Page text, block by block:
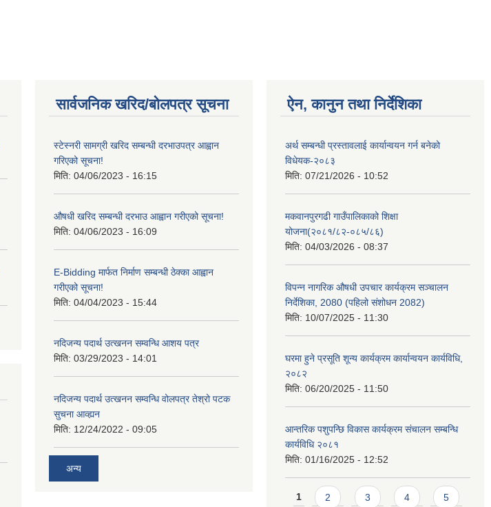
सार्वजनिक खरिद/बोलपत्र सूचना
स्टेस्नरी सामग्री खरिद सम्बन्धी दरभाउपत्र आह्वान
गरिएको सूचना!
मिति: 04/06/2023 - 16:15
औषधी खरिद सम्बन्धी दरभाउ आह्वान गरीएको सूचना!
मिति: 04/06/2023 - 16:09
E-Bidding मार्फत निर्माण सम्बन्धी ठेक्का आह्वान
गरीएको सूचना!
मिति: 04/04/2023 - 15:44
नदिजन्य पदार्थ उत्खनन सम्वन्धि आशय पत्र
मिति: 03/29/2023 - 14:01
नदिजन्य पदार्थ उत्खनन सम्वन्धि वोलपत्र तेश्रो पटक
सुचना आव्ह्यन
मिति: 12/24/2022 - 09:05
अन्य
ऐन, कानुन तथा निर्देशिका
अर्थ सम्बन्धी प्रस्तावलाई कार्यान्वयन गर्न बनेको
विधेयक-२०८३
मिति: 07/21/2026 - 10:52
मकवानपुरगढी गाउँपालिकाको शिक्षा
योजना(२०८१/८२-०८५/८६)
मिति: 04/03/2026 - 08:37
विपन्न नागरिक औषधी उपचार कार्यक्रम सञ्चालन
निर्देशिका, 2080 (पहिलो संशोधन 2082)
मिति: 10/07/2025 - 11:30
घरमा हुने प्रसूति शून्य कार्यक्रम कार्यान्वयन कार्यविधि,
२०८२
मिति: 06/20/2025 - 11:50
आन्तरिक पशुपन्छि विकास कार्यक्रम संचालन सम्बन्धि
कार्यविधि २०८१
मिति: 01/16/2025 - 12:52
Pages
1 2 3 4 5